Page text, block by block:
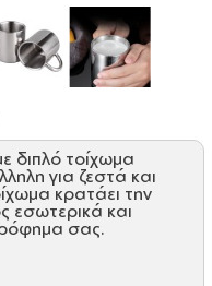
διπλό τοίχωμα
για ζεστά και
κρατάει την
εσωτερικά και
ρόφημα σας.